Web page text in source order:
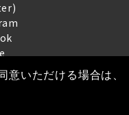
いただける場合は、